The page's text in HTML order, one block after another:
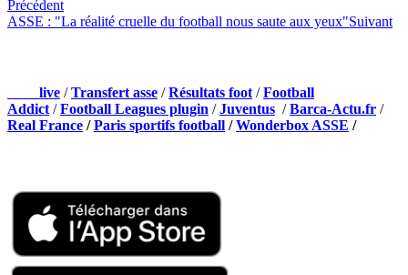
Précédent
ASSE : "La réalité cruelle du football nous saute aux yeux"Suivant
live /Transfert asse /Résultats foot /Football
Addict /Football Leagues plugin /Juventus /Barca-Actu.fr /
Real France /Paris sportifs football /Wonderbox ASSE /